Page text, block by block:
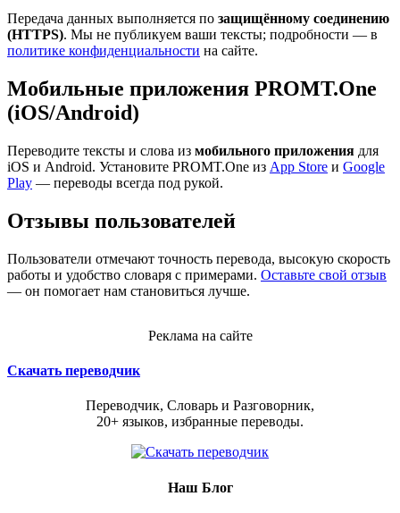
Передача данных выполняется по защищённому соединению
(HTTPS). Мы не публикуем ваши тексты; подробности — в
политике конфиденциальности на сайте.
Мобильные приложения PROMT.One
(iOS/Android)
Переводите тексты и слова из мобильного приложения для
iOS и Android. Установите PROMT.One из App Store и Google
Play — переводы всегда под рукой.
Отзывы пользователей
Пользователи отмечают точность перевода, высокую скорость
работы и удобство словаря с примерами. Оставьте свой отзыв
— он помогает нам становиться лучше.
Реклама на сайте
Скачать переводчик
Переводчик, Словарь и Разговорник,
20+ языков, избранные переводы.
Наш Блог